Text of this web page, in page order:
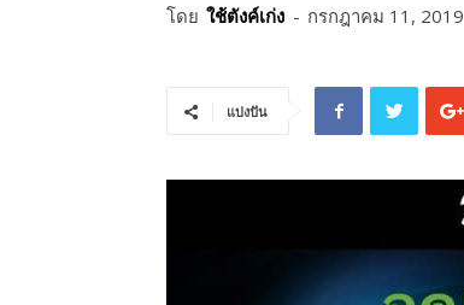
โดย ใช้ตังค์เก่ง - กรกฎาคม 11, 2019
แบ่งปัน